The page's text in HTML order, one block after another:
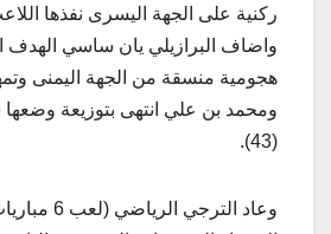
ركنية على الجهة اليسرى نفذها
واضاف البرازيلي يان ساسي الهدف
هجومية منسقة من الجهة اليمنى
ومحمد بن علي انتهى بتوزيعة
(43).
وعاد الترجي